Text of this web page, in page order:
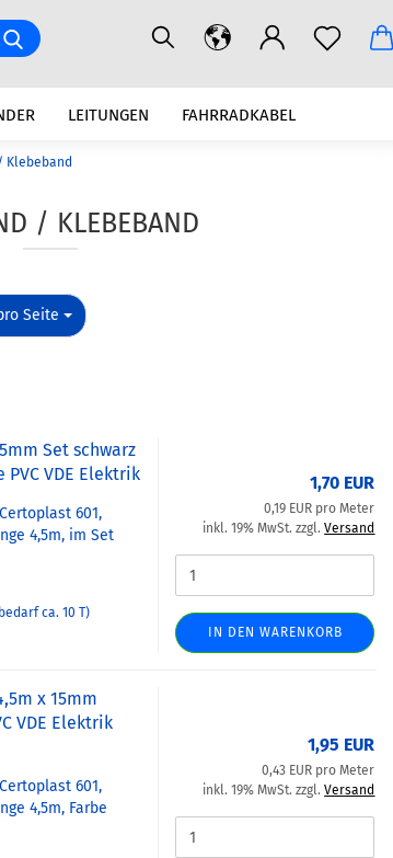
Suche...
LEITUNGEN FAHRRADKABEL
Klebeband
/ KLEBEBAND
Seite
Seite
Set schwarz
VDE Elektrik
601,
4,5m, im Set
ca. 10 T)
1,70 EUR
0,19 EUR pro Meter
inkl. 19% MwSt. zzgl.Versand
IN DEN WARENKORB
x 15mm
VDE Elektrik
601,
4,5m, Farbe
1,95 EUR
0,43 EUR pro Meter
inkl. 19% MwSt. zzgl.Versand